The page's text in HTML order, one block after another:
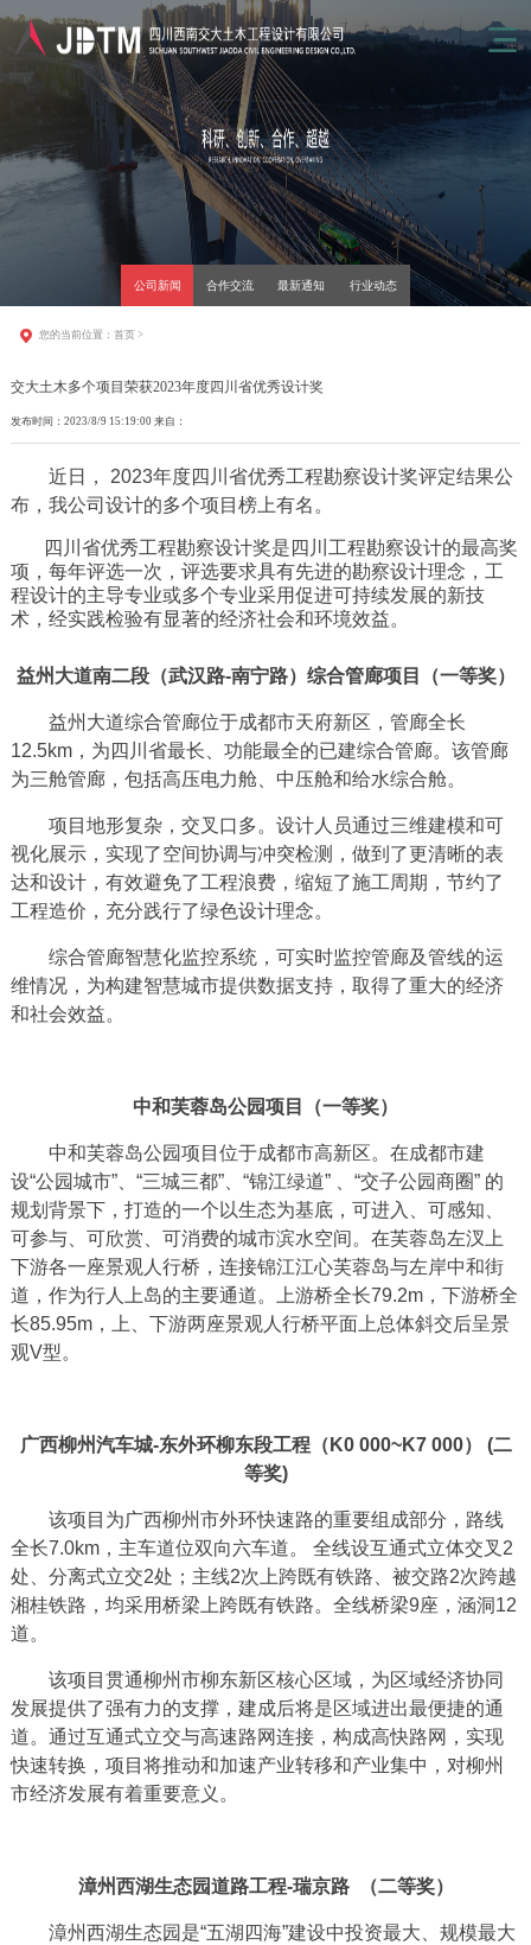
公司新闻 合作交流 最新通知 行业动态
您的当前位置： 首页>
交大土木多个项目荣获2023年度四川省优秀设计奖
发布时间：2023/8/9 15:19:00 来自：
近日， 2023年度四川省优秀工程勘察设计奖评定结果公
布，我公司设计的多个项目榜上有名。
四川省优秀工程勘察设计奖是四川工程勘察设计的最高奖
项，每年评选一次，评选要求具有先进的勘察设计理念，工
程设计的主导专业或多个专业采用促进可持续发展的新技
术，经实践检验有显著的经济社会和环境效益。
益州大道南二段（武汉路-南宁路）综合管廊项目（一等奖）
益州大道综合管廊位于成都市天府新区，管廊全长
12.5km，为四川省最长、功能最全的已建综合管廊。该管廊
为三舱管廊，包括高压电力舱、中压舱和给水综合舱。
项目地形复杂，交叉口多。设计人员通过三维建模和可
视化展示，实现了空间协调与冲突检测，做到了更清晰的表
达和设计，有效避免了工程浪费，缩短了施工周期，节约了
工程造价，充分践行了绿色设计理念。
综合管廊智慧化监控系统，可实时监控管廊及管线的运
维情况，为构建智慧城市提供数据支持，取得了重大的经济
和社会效益。
中和芙蓉岛公园项目（一等奖）
中和芙蓉岛公园项目位于成都市高新区。在成都市建
设“公园城市”、“三城三都”、“锦江绿道” 、“交子公园商圈” 的
规划背景下，打造的一个以生态为基底，可进入、可感知、
可参与、可欣赏、可消费的城市滨水空间。在芙蓉岛左汊上
下游各一座景观人行桥，连接锦江江心芙蓉岛与左岸中和街
道，作为行人上岛的主要通道。上游桥全长79.2m，下游桥全
长85.95m，上、下游两座景观人行桥平面上总体斜交后呈景
观V型。
广西柳州汽车城-东外环柳东段工程（K0 000~K7 000） (二
等奖)
该项目为广西柳州市外环快速路的重要组成部分，路线
全长7.0km，主车道位双向六车道。 全线设互通式立体交叉2
处、分离式立交2处；主线2次上跨既有铁路、被交路2次跨越
湘桂铁路，均采用桥梁上跨既有铁路。全线桥梁9座，涵洞12
道。
该项目贯通柳州市柳东新区核心区域，为区域经济协同
发展提供了强有力的支撑，建成后将是区域进出最便捷的通
道。通过互通式立交与高速路网连接，构成高快路网，实现
快速转换，项目将推动和加速产业转移和产业集中，对柳州
市经济发展有着重要意义。
漳州西湖生态园道路工程-瑞京路 （二等奖）
漳州西湖生态园是“五湖四海”建设中投资最大、规模最大